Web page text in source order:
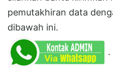
pemutakhiran data
dibawah ini.
.